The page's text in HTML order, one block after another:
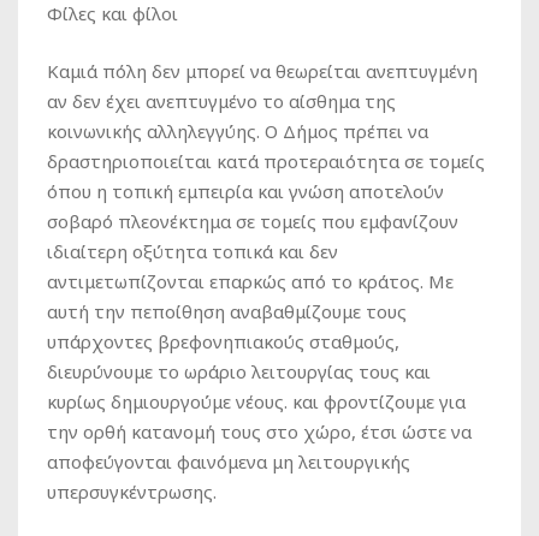
Φίλες και φίλοι
Καμιά πόλη δεν μπορεί να θεωρείται ανεπτυγμένη
αν δεν έχει ανεπτυγμένο το αίσθημα της
κοινωνικής αλληλεγγύης. Ο Δήμος πρέπει να
δραστηριοποιείται κατά προτεραιότητα σε τομείς
όπου η τοπική εμπειρία και γνώση αποτελούν
σοβαρό πλεονέκτημα σε τομείς που εμφανίζουν
ιδιαίτερη οξύτητα τοπικά και δεν
αντιμετωπίζονται επαρκώς από το κράτος. Με
αυτή την πεποίθηση αναβαθμίζουμε τους
υπάρχοντες βρεφονηπιακούς σταθμούς,
διευρύνουμε το ωράριο λειτουργίας τους και
κυρίως δημιουργούμε νέους. και φροντίζουμε για
την ορθή κατανομή τους στο χώρο, έτσι ώστε να
αποφεύγονται φαινόμενα μη λειτουργικής
υπερσυγκέντρωσης.